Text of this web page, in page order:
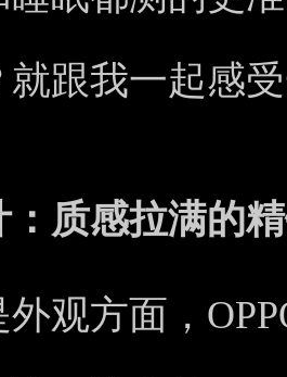
就跟我一起感
：质感拉满的
观方面，